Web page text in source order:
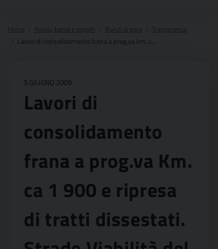
5 GIUGNO 2009
Lavori di
consolidamento
frana a prog.va Km.
ca 1 900 e ripresa
di tratti dissestati.